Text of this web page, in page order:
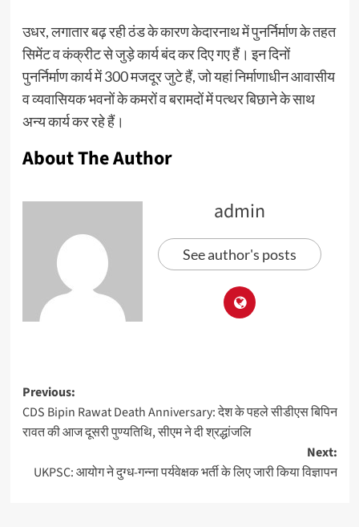
उधर, लगातार बढ़ रही ठंड के कारण केदारनाथ में पुनर्निर्माण के तहत
सिमेंट व कंक्रीट से जुड़े कार्य बंद कर दिए गए हैं। इन दिनों
पुनर्निर्माण कार्य में 300 मजदूर जुटे हैं, जो यहां निर्माणाधीन आवासीय
व व्यवासियक भवनों के कमरों व बरामदों में पत्थर बिछाने के साथ
अन्य कार्य कर रहे हैं।
About The Author
admin
See author's posts
Previous:
CDS Bipin Rawat Death Anniversary: देश के पहले सीडीएस बिपिन
रावत की आज दूसरी पुण्यतिथि, सीएम ने दी श्रद्धांजलि
Next:
UKPSC: आयोग ने दुग्ध-गन्ना पर्यवेक्षक भर्ती के लिए जारी किया विज्ञापन